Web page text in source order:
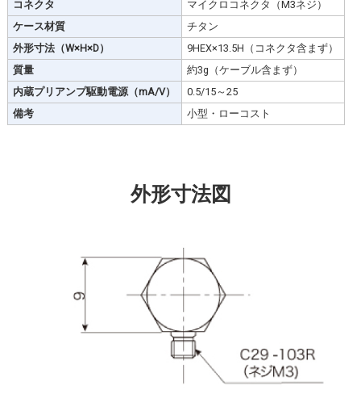
コネクタ
マイクロコネクタ（M3ネジ）
ケース材質
チタン
外形寸法（W×H×D）
9HEX×13.5H（コネクタ含まず）
質量
約3g（ケーブル含まず）
内蔵プリアンプ駆動電源（mA/V）
0.5/15～25
備考
小型・ローコスト
外形寸法図